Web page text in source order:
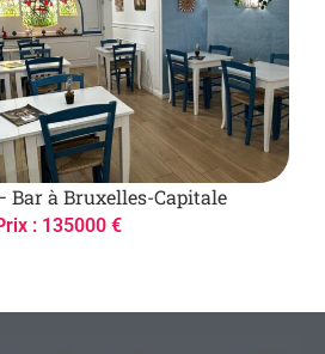
Bar à Bruxelles-Capitale
: 135000 €